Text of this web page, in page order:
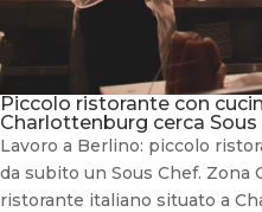
Piccolo ristorante con
Charlottenburg cerca Sous
Lavoro a Berlino: piccolo
da subito un Sous Chef.
ristorante italiano situato a